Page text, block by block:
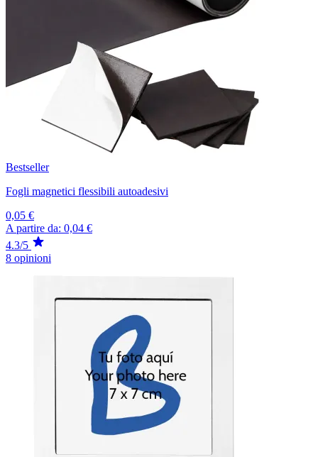
Bestseller
Fogli magnetici flessibili autoadesivi
0,05 €
A partire da: 0,04 €
4.3/5
8 opinioni